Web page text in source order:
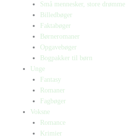
Små mennesker, store drømme
Billedbøger
Faktabøger
Børneromaner
Opgavebøger
Bogpakker til børn
Unge
Fantasy
Romaner
Fagbøger
Voksne
Romance
Krimier